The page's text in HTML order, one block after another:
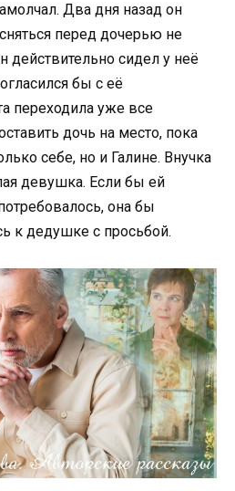
Два дня назад он
перед дочерью не
действительно сидел у неё
бы с её
переходила уже все
дочь на место, пока
себе, но и Галине. Внучка
девушка. Если бы ей
она бы
к дедушке с просьбой.